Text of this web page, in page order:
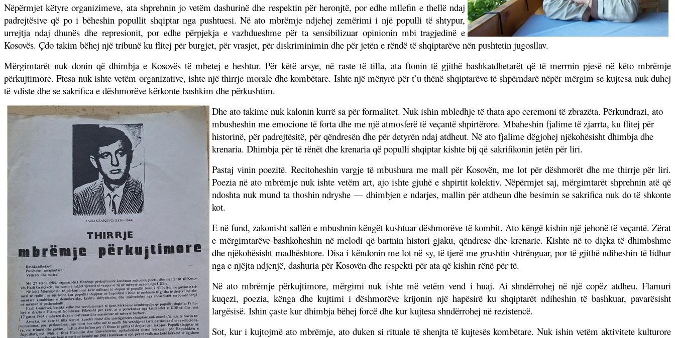
Nëpërmjet këtyre organizimeve, ata shprehnin jo vetëm dashurinë dhe respektin për heronjtë, por edhe mllefin e thellë ndaj
padrejtësive që po i bëheshin popullit shqiptar nga pushtuesi. Në ato mbrëmje ndjehej zemërimi i një populli të shtypur,
urrejtja ndaj dhunës dhe represionit, por edhe përpjekja e vazhdueshme për ta sensibilizuar opinionin mbi tragjedinë e
Kosovës. Çdo takim bëhej një tribunë ku flitej për burgjet, për vrasjet, për diskriminimin dhe për jetën e rëndë të shqiptarëve nën pushtetin jugosllav.
Mërgimtarët nuk donin që dhimbja e Kosovës të mbetej e heshtur. Për këtë arsye, në raste të tilla, ata ftonin të gjithë bashkatdhetarët që të merrnin pjesë në këto mbrëmje
përkujtimore. Ftesa nuk ishte vetëm organizative, ishte një thirrje morale dhe kombëtare. Ishte një mënyrë për t’u thënë shqiptarëve të shpërndarë nëpër mërgim se kujtesa nuk duhej
të vdiste dhe se sakrifica e dëshmorëve kërkonte bashkim dhe përkushtim.
Dhe ato takime nuk kalonin kurrë sa për formalitet. Nuk ishin mbledhje të thata apo ceremoni të zbrazëta. Përkundrazi, ato
mbusheshin me emocione të forta dhe me një atmosferë të veçantë shpirtërore. Mbaheshin fjalime të zjarrta, ku flitej për
historinë, për padrejtësitë, për qëndresën dhe për detyrën ndaj atdheut. Në ato fjalime dëgjohej njëkohësisht dhimbja dhe
krenaria. Dhimbja për të rënët dhe krenaria që populli shqiptar kishte bij që sakrifikonin jetën për liri.
Pastaj vinin poezitë. Recitoheshin vargje të mbushura me mall për Kosovën, me lot për dëshmorët dhe me thirrje për liri.
Poezia në ato mbrëmje nuk ishte vetëm art, ajo ishte gjuhë e shpirtit kolektiv. Nëpërmjet saj, mërgimtarët shprehnin atë që
ndoshta nuk mund ta thoshin ndryshe — dhimbjen e ndarjes, mallin për atdheun dhe besimin se sakrifica nuk do të shkonte
kot.
E në fund, zakonisht sallën e mbushnin këngët kushtuar dëshmorëve të kombit. Ato këngë kishin një jehonë të veçantë. Zërat
e mërgimtarëve bashkoheshin në melodi që bartnin histori gjaku, qëndrese dhe krenarie. Kishte në to diçka të dhimbshme
dhe njëkohësisht madhështore. Disa i këndonin me lot në sy, të tjerë me grushtin shtrënguar, por të gjithë ndiheshin të lidhur
nga e njëjta ndjenjë, dashuria për Kosovën dhe respekti për ata që kishin rënë për të.
Në ato mbrëmje përkujtimore, mërgimi nuk ishte më vetëm vend i huaj. Ai shndërrohej në një copëz atdheu. Flamuri
kuqezi, poezia, kënga dhe kujtimi i dëshmorëve krijonin një hapësirë ku shqiptarët ndiheshin të bashkuar, pavarësisht
largësisë. Ishin çaste kur dhimbja bëhej forcë dhe kur kujtesa shndërrohej në rezistencë.
Sot, kur i kujtojmë ato mbrëmje, ato duken si rituale të shenjta të kujtesës kombëtare. Nuk ishin vetëm aktivitete kulturore